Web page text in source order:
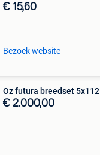
€ 15,60
Bezoek website
Oz futura breedset 5x112
€ 2.000,00